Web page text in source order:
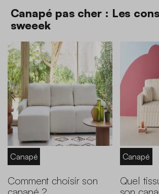
Canapé pas cher : Les
sweeek
Canapé
Comment choisir son
Canapé
Quel